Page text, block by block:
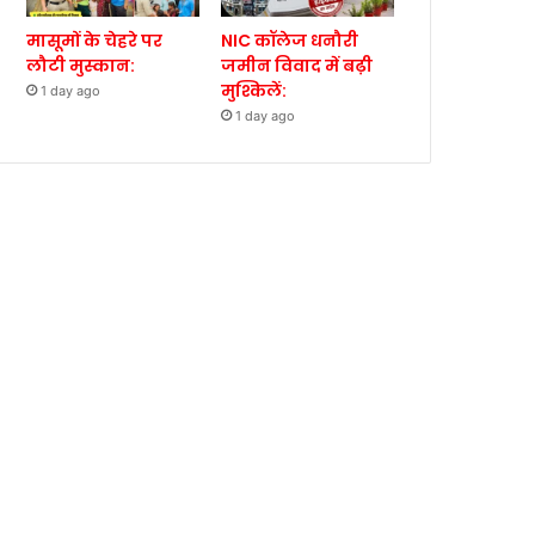
मासूमों के चेहरे पर
लौटी मुस्कान:
1 day ago
NIC कॉलेज धनौरी
जमीन विवाद में बढ़ी
मुश्किलें:
1 day ago